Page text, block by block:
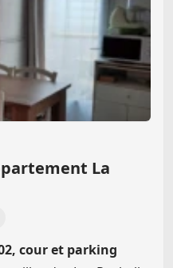
La
cour et parking